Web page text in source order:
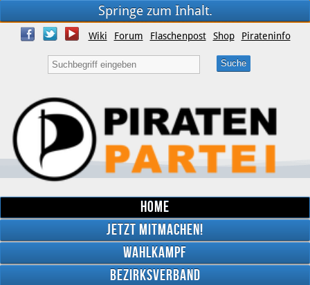
Springe zum Inhalt.
Wiki Forum Flaschenpost Shop Pirateninfo
Home
Jetzt mitmachen!
Wahlkampf
Bezirksverband